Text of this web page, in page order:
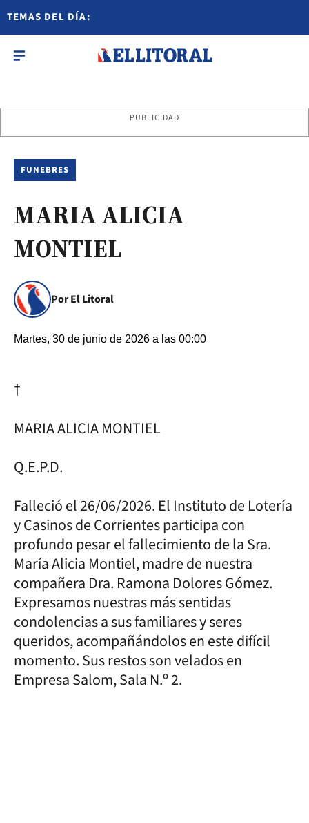
TEMAS DEL DÍA:
PUBLICIDAD
FUNEBRES
MARIA ALICIA
MONTIEL
Por El Litoral
Martes, 30 de junio de 2026 a las 00:00
†
MARIA ALICIA MONTIEL
Q.E.P.D.
Falleció el 26/06/2026. El Instituto de Lotería
y Casinos de Corrientes participa con
profundo pesar el fallecimiento de la Sra.
María Alicia Montiel, madre de nuestra
compañera Dra. Ramona Dolores Gómez.
Expresamos nuestras más sentidas
condolencias a sus familiares y seres
queridos, acompañándolos en este difícil
momento. Sus restos son velados en
Empresa Salom, Sala N.º 2.